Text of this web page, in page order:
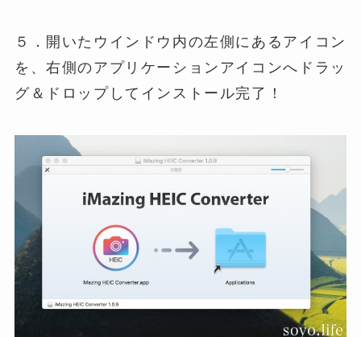
５．開いたウインドウ内の左側にあるアイコン
を、右側のアプリケーションアイコンへドラッ
グ＆ドロップしてインストール完了！